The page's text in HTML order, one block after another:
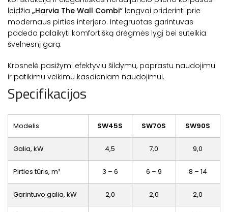
leidžia „Harvia The Wall Combi“lengvai priderinti prie
modernaus pirties interjero. Integruotas garintuvas
padeda palaikyti komfortišką drėgmės lygį bei suteikia
švelnesnį garą.
Krosnelė pasižymi efektyviu šildymu, paprastu naudojimu
ir patikimu veikimu kasdieniam naudojimui.
Specifikacijos
Modelis SW45S SW70S SW90S
Galia, kW 4,5 7,0 9,0
Pirties tūris, m³ 3 – 6 6 – 9 8 – 14
Garintuvo galia, kW 2,0 2,0 2,0